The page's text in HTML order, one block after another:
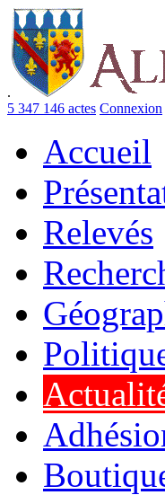
.
5 347 146 actes Connexion
Accueil
Relevés